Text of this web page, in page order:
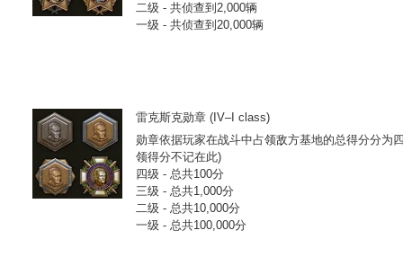
二级 - 共侦查到2,000辆
一级 - 共侦查到20,000辆
雷克斯克勋章 (IV–I class)
勋章依据玩家在战斗中占领敌方基地的总得分分为
领得分不记在此)
四级 - 总共100分
三级 - 总共1,000分
二级 - 总共10,000分
一级 - 总共100,000分